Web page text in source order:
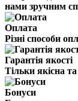
нами зручним
Оплата
Різні способи
Гарантія якості
Тільки якісна
Бонуси